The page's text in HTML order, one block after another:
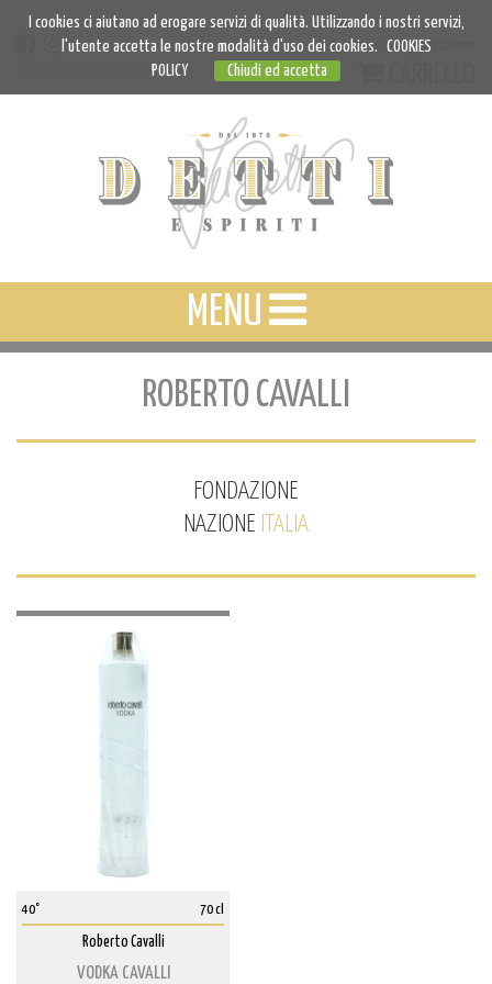
info@dettiespiriti.com
Accedi Registrazione
MENU
ROBERTO CAVALLI
FONDAZIONE
NAZIONE
ITALIA
40° 70 cl
Roberto Cavalli
VODKA CAVALLI
I cookies ci aiutano ad erogare servizi di qualità. Utilizzando i nostri servizi,
l'utente accetta le nostre modalità d'uso dei cookies. COOKIES
POLICY
Chiudi ed accetta